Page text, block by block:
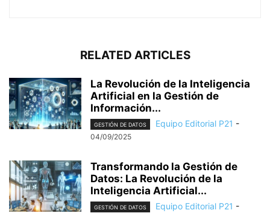
RELATED ARTICLES
La Revolución de la Inteligencia
Artificial en la Gestión de
Información...
GESTIÓN DE DATOS Equipo Editorial P21 -
04/09/2025
Transformando la Gestión de
Datos: La Revolución de la
Inteligencia Artificial...
GESTIÓN DE DATOS Equipo Editorial P21 -